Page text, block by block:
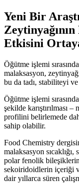
Yeni Bir
Etkisini
Öğütme işlemi
malaksasyon,
bu da tadı, stabiliteyi
Öğütme işlemi
şekilde karıştırılması
profilini belirlemede
sahip olabilir.
Food Chemistry
malaksasyon
polar fenolik
sekoiridoidlerin içeriği
dair yıllarca süren